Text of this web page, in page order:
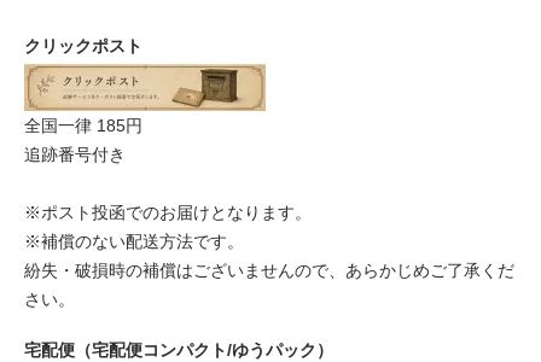
クリックポスト
全国一律 185円
追跡番号付き
※ポスト投函でのお届けとなります。
※補償のない配送方法です。
紛失・破損時の補償はございませんので、あらかじめご了承くだ
さい。
宅配便（宅配便コンパクト/ゆうパック）